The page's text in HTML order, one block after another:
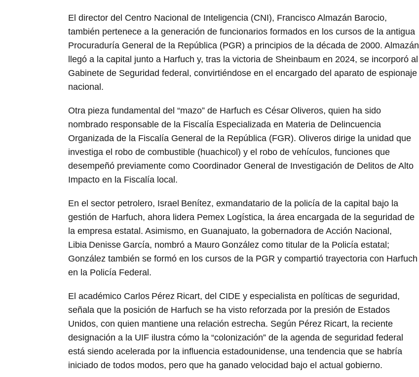
El director del Centro Nacional de Inteligencia (CNI), Francisco Almazán Barocio,
también pertenece a la generación de funcionarios formados en los cursos de la antigua
Procuraduría General de la República (PGR) a principios de la década de 2000. Almazán
llegó a la capital junto a Harfuch y, tras la victoria de Sheinbaum en 2024, se incorporó al
Gabinete de Seguridad federal, convirtiéndose en el encargado del aparato de espionaje
nacional.
Otra pieza fundamental del “mazo” de Harfuch es César Oliveros, quien ha sido
nombrado responsable de la Fiscalía Especializada en Materia de Delincuencia
Organizada de la Fiscalía General de la República (FGR). Oliveros dirige la unidad que
investiga el robo de combustible (huachicol) y el robo de vehículos, funciones que
desempeñó previamente como Coordinador General de Investigación de Delitos de Alto
Impacto en la Fiscalía local.
En el sector petrolero, Israel Benítez, exmandatario de la policía de la capital bajo la
gestión de Harfuch, ahora lidera Pemex Logística, la área encargada de la seguridad de
la empresa estatal. Asimismo, en Guanajuato, la gobernadora de Acción Nacional,
Libia Denisse García, nombró a Mauro González como titular de la Policía estatal;
González también se formó en los cursos de la PGR y compartió trayectoria con Harfuch
en la Policía Federal.
El académico Carlos Pérez Ricart, del CIDE y especialista en políticas de seguridad,
señala que la posición de Harfuch se ha visto reforzada por la presión de Estados
Unidos, con quien mantiene una relación estrecha. Según Pérez Ricart, la reciente
designación a la UIF ilustra cómo la “colonización” de la agenda de seguridad federal
está siendo acelerada por la influencia estadounidense, una tendencia que se habría
iniciado de todos modos, pero que ha ganado velocidad bajo el actual gobierno.